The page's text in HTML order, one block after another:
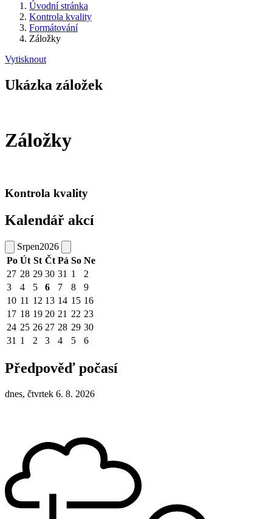
Úvodní stránka
Kontrola kvality
Formátování
Záložky
Vytisknout
Ukázka záložek
Záložky
Kontrola kvality
Kalendář akcí
Srpen2026
Po Út St Čt Pá So Ne
27 28 29 30 31 1
2
3
4 5 6 7 8
9
10 11 12 13 14 15 16
17 18 19 20 21 22 23
24 25 26 27 28 29 30
31 1 2 3 4 5 6
Předpověď počasí
dnes, čtvrtek 6. 8. 2026